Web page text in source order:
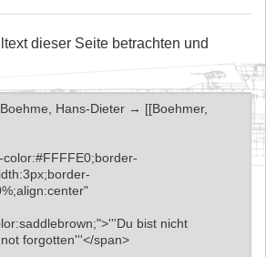
dieser Seite betrachten und